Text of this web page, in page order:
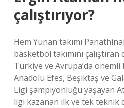
çalıştırıyor?
Hem Yunan takımı
basketbol takımını
Türkiye ve Avrupa’da önemli
Anadolu Efes, Beşiktaş ve
Ligi şampiyonluğu yaşayan
ligi kazanan ilk ve tek teknik